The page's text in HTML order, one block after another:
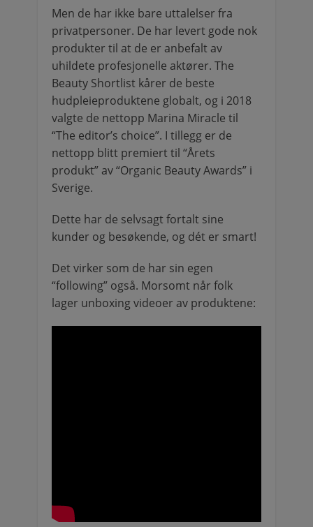
Men de har ikke bare uttalelser fra
privatpersoner. De har levert gode nok
produkter til at de er anbefalt av
uhildete profesjonelle aktører. The
Beauty Shortlist kårer de beste
hudpleieproduktene globalt, og i 2018
valgte de nettopp Marina Miracle til
“The editor’s choice”. I tillegg er de
nettopp blitt premiert til “Årets
produkt” av “Organic Beauty Awards” i
Sverige.
Dette har de selvsagt fortalt sine
kunder og besøkende, og dét er smart!
Det virker som de har sin egen
“following” også. Morsomt når folk
lager unboxing videoer av produktene: